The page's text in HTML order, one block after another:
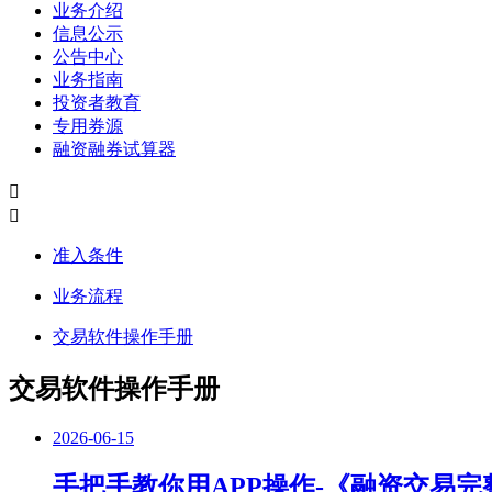
业务介绍
信息公示
公告中心
业务指南
投资者教育
专用券源
融资融券试算器
准入条件
业务流程
交易软件操作手册
交易软件操作手册
2026-06-15